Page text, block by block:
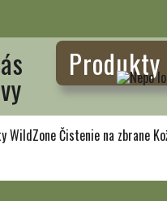
Produkty
WildZoneČistenie na zbrane